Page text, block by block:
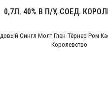
0,7Л. 40% В П/У, СОЕД.